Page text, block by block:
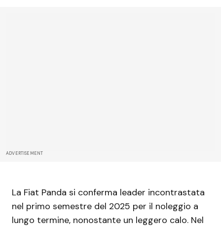
ADVERTISEMENT
La Fiat Panda si conferma leader incontrastata
nel primo semestre del 2025 per il noleggio a
lungo termine, nonostante un leggero calo. Nel